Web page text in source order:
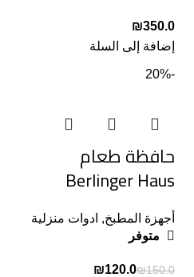
₪
إضافة إلى السلة
-20%
حافظة طعام
Berlinger Haus
أجهزة المطبخ, ادوات منزلية
متوفر
₪150.0
₪120.0